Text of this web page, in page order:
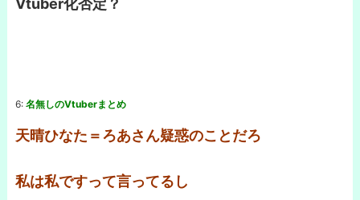
6: 名無しのVtuberまとめ
天晴ひなた＝ろあさん疑惑のことだろ
私は私ですって言ってるし